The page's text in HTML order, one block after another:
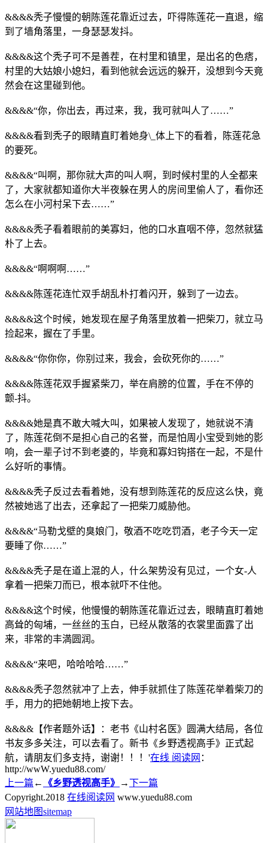
&&&&秃子慢慢的朝陈莲花靠近过去，吓得陈莲花一直退，缩
到了墙角落里，一身瑟瑟发抖。
&&&&这个秃子可不是善茬，在村里和镇里，是出名的色痞，
村里的大姑娘小媳妇，看到他就会远远的躲开，没想到今天竟
然会在这里碰到他。
&&&&“你，你出去，再过来，我，我可就叫人了……”
&&&&看到秃子的眼睛直盯着她身\_体上下的看着，陈莲花急
的要死。
&&&&“叫啊，那你就大声的叫人啊，到时候村里的人全都来
了，大家就都知道你大半夜躲在男人的房间里偷人了，看你还
怎么在小河村呆下去……”
&&&&秃子看着眼前的美寡妇，他的口水直咽不停，忽然就猛
朴了上去。
&&&&“啊啊啊……”
&&&&陈莲花连忙双手胡乱朴打着闪开，躲到了一边去。
&&&&这个时候，她发现在屋子角落里放着一把柴刀，就立马
捡起来，握在了手里。
&&&&“你你你，你别过来，我会，会砍死你的……”
&&&&陈莲花双手握紧柴刀，举在肩膀的位置，手在不停的
颤-抖。
&&&&她是真不敢大喊大叫，如果被人发现了，她就说不清
了，陈莲花倒不是担心自己的名誉，而是怕周小宝受到她的影
响，会一辈子讨不到老婆的，毕竟和寡妇钩搭在一起，不是什
么好听的事情。
&&&&秃子反过去看着她，没有想到陈莲花的反应这么快，竟
然被她逃了出去，还拿起了一把柴刀威胁他。
&&&&“马勒戈壁的臭娘门，敬酒不吃吃罚酒，老子今天一定
要睡了你……”
&&&&秃子是在道上混的人，什么架势没有见过，一个女-人
拿着一把柴刀而已，根本就吓不住他。
&&&&这个时候，他慢慢的朝陈莲花靠近过去，眼睛直盯着她
高耸的匈埔，一丝丝的玉白，已经从散落的衣裳里面露了出
来，非常的丰満圆润。
&&&&“来吧，哈哈哈哈……”
&&&&秃子忽然就冲了上去，伸手就抓住了陈莲花举着柴刀的
手，用力的把她朝地上按下去。
&&&&【作者题外话】：老书《山村名医》圆满大结局，各位
书友多多关注，可以去看了。新书《乡野透视高手》正式起
航，请朋友们多支持，谢谢！！！'在线 阅读网 ：
http://wwW.yuedu88.com/
上一篇 ← 《乡野透视高手》 →下一篇
Copyright.2018 在线阅读网 www.yuedu88.com
网站地图sitemap